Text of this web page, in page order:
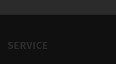
SERVICE